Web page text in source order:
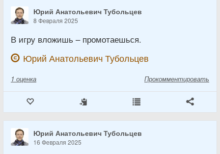
Юрий Анатольевич Тубольцев
8 Февраля 2025
В игру вложишь – промотаешься.
Юрий Анатольевич Тубольцев
1 оценка Прокомментировать
Юрий Анатольевич Тубольцев
16 Февраля 2025